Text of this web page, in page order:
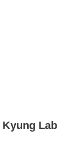
Kyung Lab